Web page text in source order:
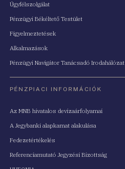
Ügyfélszolgálat
Pénzügyi Békéltető Testület
Figyelmeztetések
Alkalmazások
Pénzügyi Navigátor Tanácsadó Irodahálózat
PÉNZPIACI INFORMÁCIÓK
Az MNB hivatalos devizaárfolyamai
A Jegybanki alapkamat alakulása
Fedezetértékelés
Referenciamutató Jegyzési Bizottság